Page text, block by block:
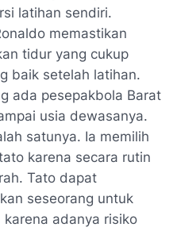
latihan sendiri.
memastikan
tidur yang cukup
baik setelah latihan.
ada pesepakbola Barat
usia dewasanya.
satunya. Ia memilih
karena secara rutin
Tato dapat
seseorang untuk
adanya risiko